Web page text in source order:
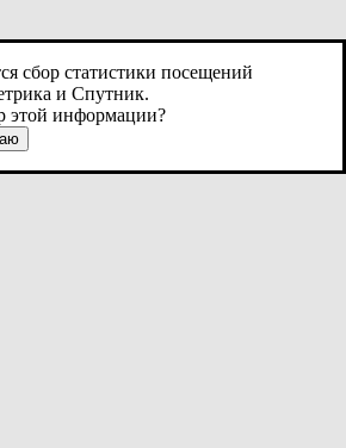
сбор статистики посещений
и Спутник.
этой информации?